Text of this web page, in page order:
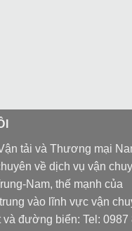
tải và Thương mại
về dịch vụ vận
Nam, thế mạnh của
vào lĩnh vực vận
đường biển: Tel: 0987